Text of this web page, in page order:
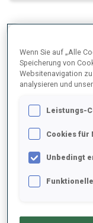
SKIZEIT HINTER
LIEGENDSCHIESSEN
STEHENDSCHIESSEN
Wenn Sie auf „Alle
Speicherung von
Websitenavigation
analysieren und
Leistungs-
Cookies für
Unbedingt